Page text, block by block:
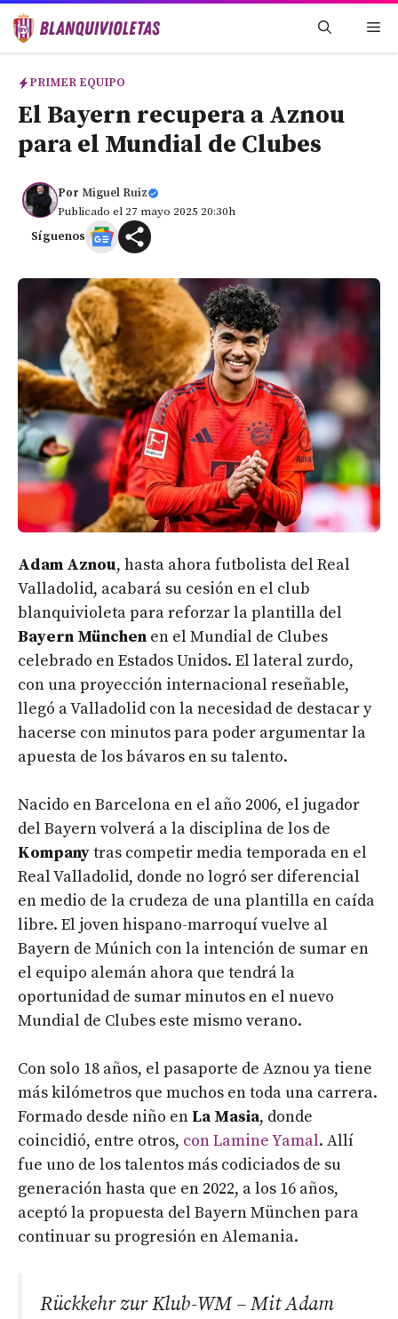
Saltar
PRIMER EQUIPO
El Bayern recupera a Aznou
para el Mundial de Clubes
Por Miguel Ruiz
Publicado el 27 mayo 2025 20:30h
Síguenos
Adam Aznou, hasta ahora futbolista del Real
Valladolid, acabará su cesión en el club
blanquivioleta para reforzar la plantilla del
Bayern München en el Mundial de Clubes
celebrado en Estados Unidos. El lateral zurdo,
con una proyección internacional reseñable,
llegó a Valladolid con la necesidad de destacar y
hacerse con minutos para poder argumentar la
apuesta de los bávaros en su talento.
Nacido en Barcelona en el año 2006, el jugador
del Bayern volverá a la disciplina de los de
Kompanytras competir media temporada en el
Real Valladolid, donde no logró ser diferencial
en medio de la crudeza de una plantilla en caída
libre. El joven hispano-marroquí vuelve al
Bayern de Múnich con la intención de sumar en
el equipo alemán ahora que tendrá la
oportunidad de sumar minutos en el nuevo
Mundial de Clubes este mismo verano.
Con solo 18 años, el pasaporte de Aznou ya tiene
más kilómetros que muchos en toda una carrera.
Formado desde niño en La Masia, donde
coincidió, entre otros, con Lamine Yamal. Allí
fue uno de los talentos más codiciados de su
generación hasta que en 2022, a los 16 años,
aceptó la propuesta del Bayern München para
continuar su progresión en Alemania.
Rückkehr zur Klub-WM – Mit Adam